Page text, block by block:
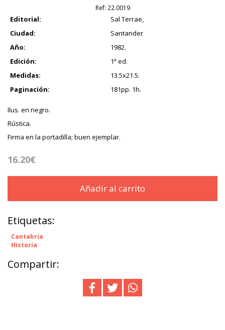
Ref: 22.0019
Editorial:
Sal Terrae,
Ciudad:
Santander
Año:
1982.
Edición:
1ª ed.
Medidas:
13.5x21.5.
Paginación:
181pp. 1h.
Ilus. en negro.
Rústica.
Firma en la portadilla; buen ejemplar.
16.20€
Añadir al carrito
Etiquetas:
Cantabria
Historia
Compartir: